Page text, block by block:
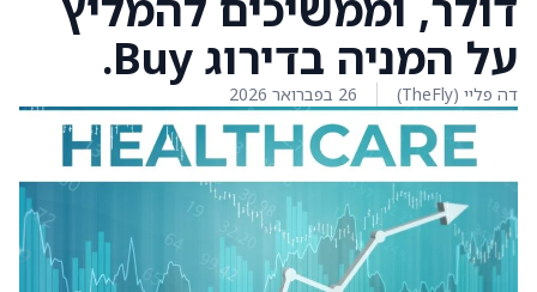
על המניה בדירוג Buy.
דה פליי (TheFly) 26 בפברואר 2026